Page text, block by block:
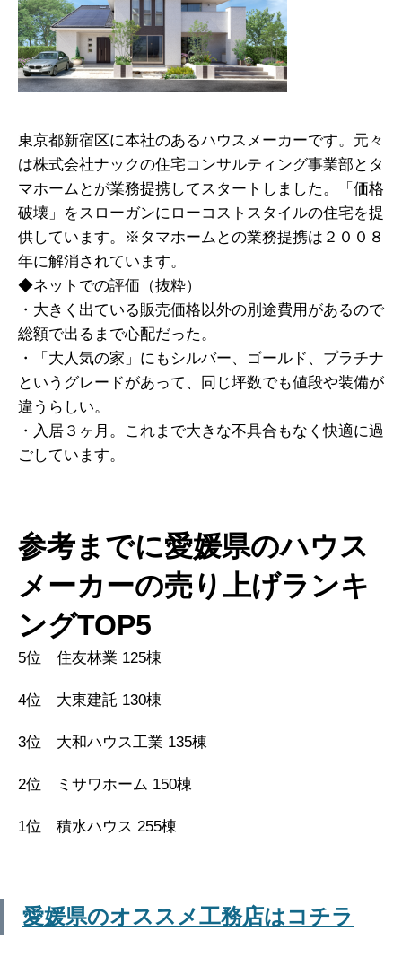
東京都新宿区に本社のあるハウスメーカーです。元々
は株式会社ナックの住宅コンサルティング事業部とタ
マホームとが業務提携してスタートしました。「価格
破壊」をスローガンにローコストスタイルの住宅を提
供しています。※タマホームとの業務提携は２００８
年に解消されています。
◆ネットでの評価（抜粋）
・大きく出ている販売価格以外の別途費用があるので
総額で出るまで心配だった。
・「大人気の家」にもシルバー、ゴールド、プラチナ
というグレードがあって、同じ坪数でも値段や装備が
違うらしい。
・入居３ヶ月。これまで大きな不具合もなく快適に過
ごしています。
参考までに愛媛県のハウス
メーカーの売り上げランキ
ングTOP5
5位 住友林業 125棟
4位 大東建託 130棟
3位 大和ハウス工業 135棟
2位 ミサワホーム 150棟
1位 積水ハウス 255棟
愛媛県のオススメ工務店はコチラ